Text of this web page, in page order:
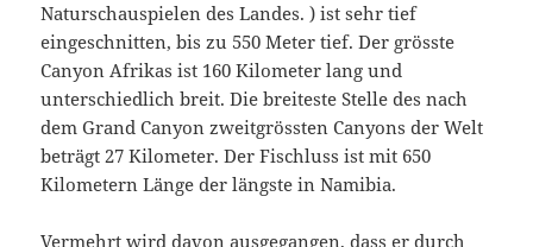
Naturschauspielen des Landes. ) ist sehr tief
eingeschnitten, bis zu 550 Meter tief. Der grösste
Canyon Afrikas ist 160 Kilometer lang und
unterschiedlich breit. Die breiteste Stelle des nach
dem Grand Canyon zweitgrössten Canyons der Welt
beträgt 27 Kilometer. Der Fischluss ist mit 650
Kilometern Länge der längste in Namibia.
Vermehrt wird davon ausgegangen, dass er durch